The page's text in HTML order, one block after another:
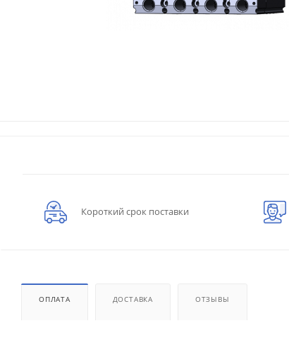
Короткий срок поставки
ОПЛАТА ДОСТАВКА ОТЗЫВЫ